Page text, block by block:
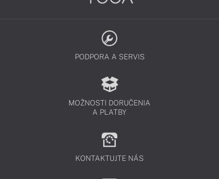
PODPORA A SERVIS
MOŽNOSTI DORUČENIA
A PLATBY
KONTAKTUJTE NÁS